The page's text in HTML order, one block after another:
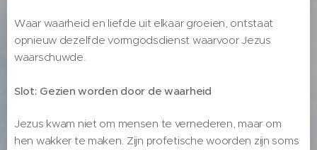
Waar waarheid en liefde uit elkaar groeien, ontstaat
opnieuw dezelfde vormgodsdienst waarvoor Jezus
waarschuwde.
Slot: Gezien worden door de waarheid
Jezus kwam niet om mensen te vernederen, maar om
hen wakker te maken. Zijn profetische woorden zijn soms